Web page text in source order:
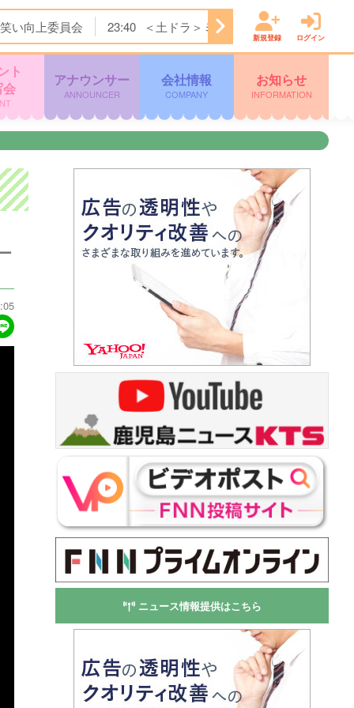
い向上委員会 23:40 ＜土ドラ＞ミッドナイト屋台 Ｓｅａ
新規登録 ログイン
ト
アナウンサー
ANNOUNCER
会社情報
COMPANY
お知らせ
INFORMATION
ニュース情報提供はこちら